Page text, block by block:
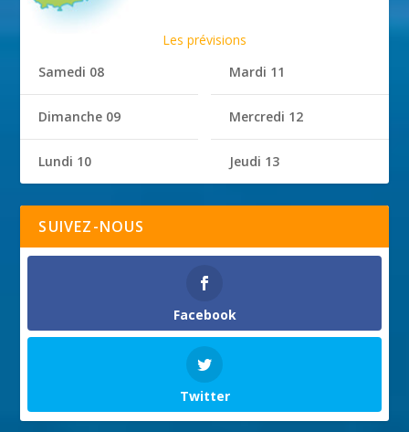
Les prévisions
Samedi 08
Dimanche 09
Lundi 10
Mardi 11
Mercredi 12
Jeudi 13
SUIVEZ-NOUS
Facebook
Twitter